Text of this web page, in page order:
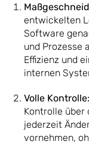
entwickelten
Software
und Prozesse
Effizienz und
internen
Volle Kontrolle:
Kontrolle über
jederzeit
vornehmen,